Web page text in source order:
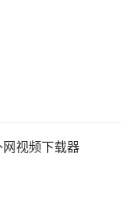
视频下载器